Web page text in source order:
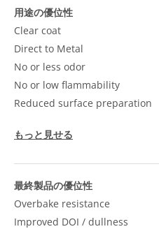
用途の優位性
Clear coat
Direct to Metal
No or less odor
No or low flammability
Reduced surface preparation
もっと見せる
最終製品の優位性
Overbake resistance
Improved DOI / dullness